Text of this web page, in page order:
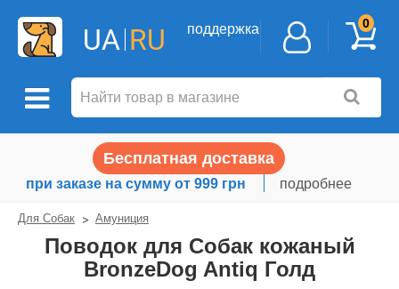
UA RU поддержка 0
Бесплатная доставка
при заказе на сумму от 999 грн подробнее
Для Собак Амуниция
Поводок для Собак кожаный
BronzeDog Antiq Голд